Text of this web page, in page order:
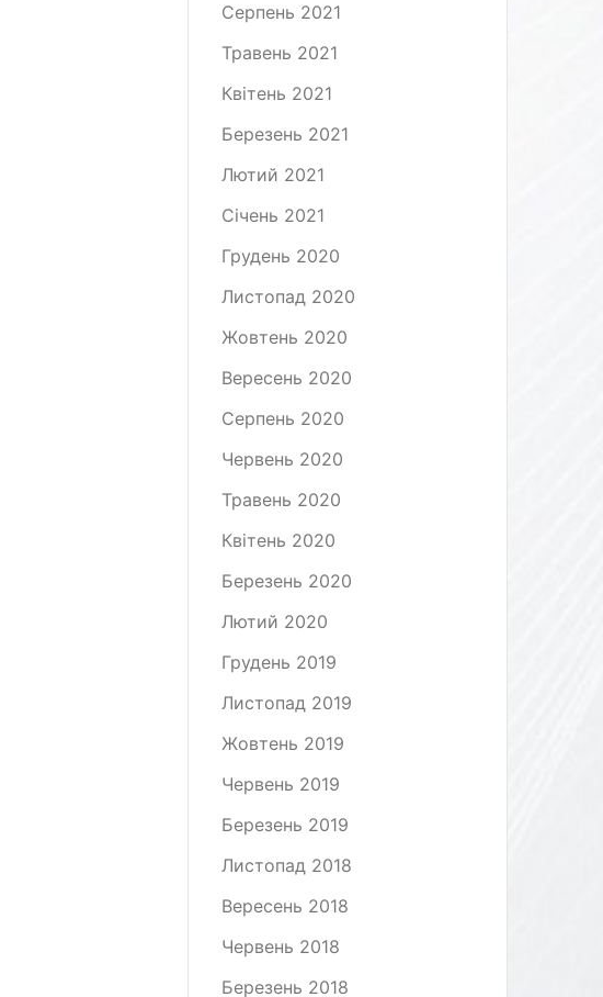
Серпень 2021
Травень 2021
Квітень 2021
Березень 2021
Лютий 2021
Січень 2021
Грудень 2020
Листопад 2020
Жовтень 2020
Вересень 2020
Серпень 2020
Червень 2020
Травень 2020
Квітень 2020
Березень 2020
Лютий 2020
Грудень 2019
Листопад 2019
Жовтень 2019
Червень 2019
Березень 2019
Листопад 2018
Вересень 2018
Червень 2018
Березень 2018